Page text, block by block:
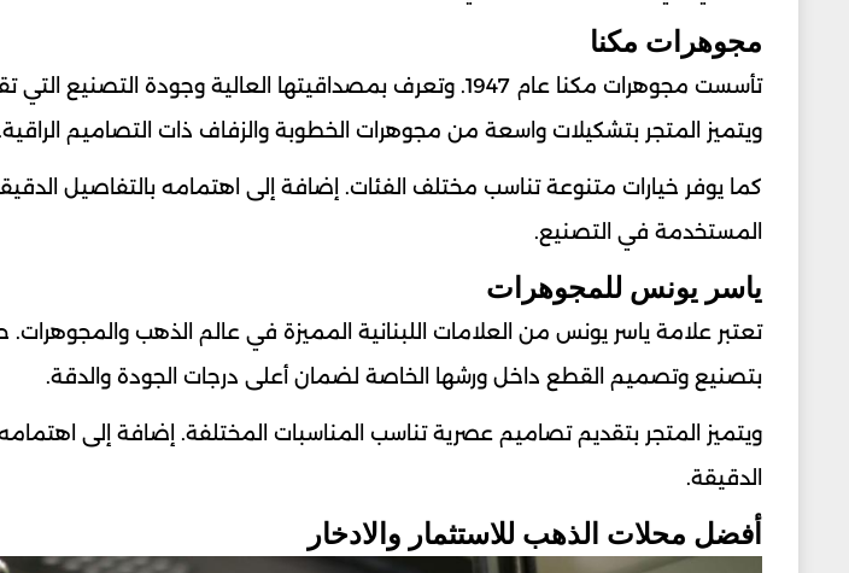
مجوهرات مكنا
تأسست مجوهرات مكنا عام 1947. وتعرف بمصداقيتها العالية وجودة
ويتميز المتجر بتشكيلات واسعة من مجوهرات الخطوبة والزفاف ذات التصاميم
كما يوفر خيارات متنوعة تناسب مختلف الفئات. إضافة إلى اهتمامه بالتفاصيل
المستخدمة في التصنيع.
ياسر يونس للمجوهرات
بتصنيع وتصميم القطع داخل ورشها الخاصة لضمان أعلى درجات الجودة والدقة.
ويتميز المتجر بتقديم تصاميم عصرية تناسب المناسبات المختلفة. إضافة إلى اهتمامه
الدقيقة.
أفضل محلات الذهب للاستثمار والادخار